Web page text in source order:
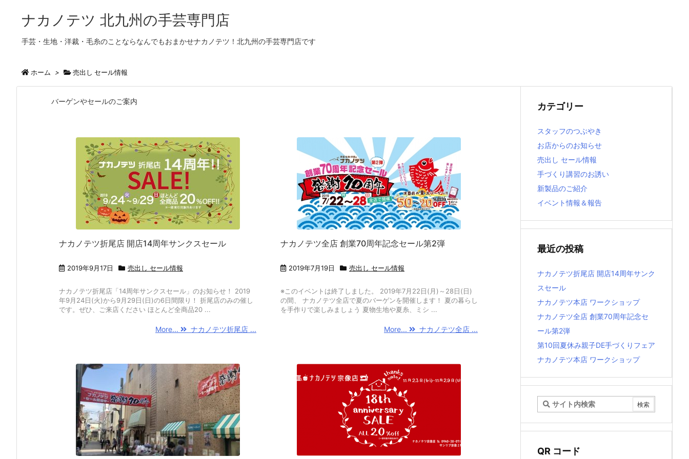
ナカノテツ 北九州の手芸専門店
手芸・生地・洋裁・毛糸のことならなんでもおまかせナカノテツ！北九州の手芸専門店です
ホーム > 売出し セール情報
バーゲンやセールのご案内
ナカノテツ折尾店 開店14周年サンクスセール
2019年9月17日 売出し セール情報
ナカノテツ折尾店「14周年サンクスセール」のお知らせ！ 2019
年9月24日(火)から9月29日(日)の6日間限り！ 折尾店のみの催し
です。ぜひ、ご来店ください ほとんど全商品20 ...
More... ナカノテツ折尾店 ...
ナカノテツ全店 創業70周年記念セール第2弾
2019年7月19日 売出し セール情報
※このイベントは終了しました。 2019年7月22日(月)～28日(日)
の間、 ナカノテツ全店で夏のバーゲンを開催します！ 夏の暮らし
を手作りで楽しみましょう 夏物生地や夏糸、ミシ ...
More... ナカノテツ全店 ...
カテゴリー
スタッフのつぶやき
お店からのお知らせ
売出し セール情報
手づくり講習のお誘い
新製品のご紹介
イベント情報＆報告
最近の投稿
ナカノテツ折尾店 開店14周年サンク
スセール
ナカノテツ本店 ワークショップ
ナカノテツ全店 創業70周年記念セ
ール第2弾
第10回夏休み親子DE手づくりフェア
ナカノテツ本店 ワークショップ
QR コード